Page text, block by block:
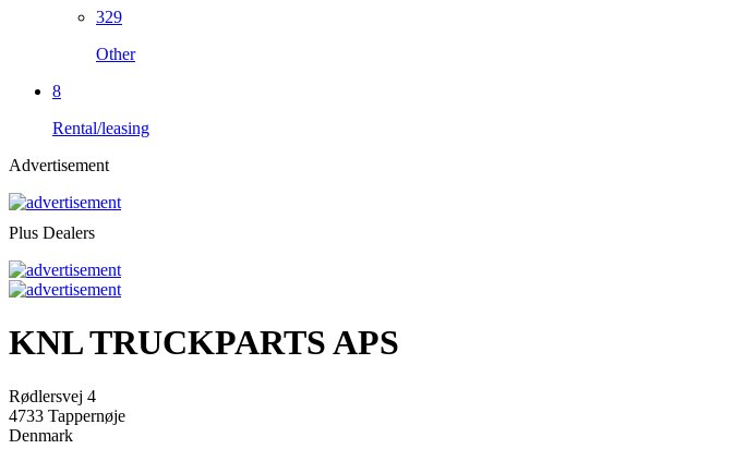
329
Other
8
Rental/leasing
Advertisement
Plus Dealers
KNL TRUCKPARTS APS
Rødlersvej 4
4733 Tappernøje
Denmark